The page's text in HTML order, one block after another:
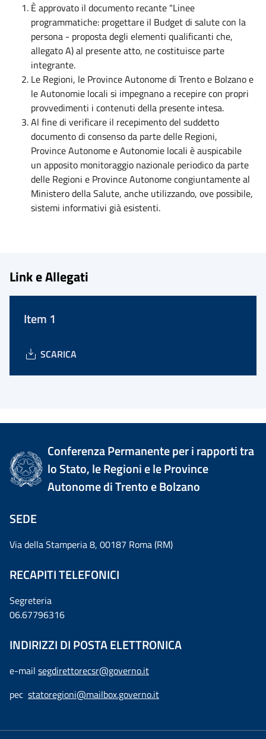
È approvato il documento recante "Linee
programmatiche: progettare il Budget di salute con la
persona - proposta degli elementi qualificanti che,
allegato A) al presente atto, ne costituisce parte
integrante.
Le Regioni, le Province Autonome di Trento e Bolzano e
le Autonomie locali si impegnano a recepire con propri
provvedimenti i contenuti della presente intesa.
Al fine di verificare il recepimento del suddetto
documento di consenso da parte delle Regioni,
Province Autonome e Autonomie locali è auspicabile
un apposito monitoraggio nazionale periodico da parte
delle Regioni e Province Autonome congiuntamente al
Ministero della Salute, anche utilizzando, ove possibile,
sistemi informativi già esistenti.
Link e Allegati
Item 1
SCARICA
Conferenza Permanente per i rapporti tra
lo Stato, le Regioni e le Province
Autonome di Trento e Bolzano
SEDE
Via della Stamperia 8, 00187 Roma (RM)
RECAPITI TELEFONICI
Segreteria
06.67796316
INDIRIZZI DI POSTA ELETTRONICA
e-mail segdirettorecsr@governo.it
pec statoregioni@mailbox.governo.it